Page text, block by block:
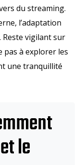
du streaming.
l’adaptation
vigilant sur
pas à explorer les
une tranquillité
le